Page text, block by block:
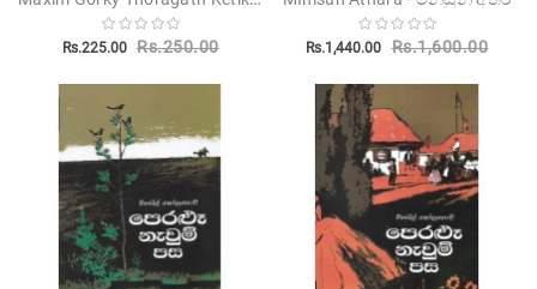
Rs.225.00 Rs.250.00 Rs.1,440.00 Rs.1,600.00